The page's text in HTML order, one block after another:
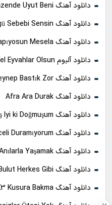
دانلود آهنگ Fundyy Gamzende Uyut Beni
دانلود آهنگ Bengü Sebebi Sensin
دانلود آهنگ BLOK3 Napıyosun Mesela
دانلود آلبوم Emre Fel Eyvahlar Olsun
دانلود آهنگ Zeynep Bastık Zor
دانلود آهنگ Afra Ara Durak
دانلود آهنگ Ebru Gündeş Iyi ki Doğmuşum
دانلود آهنگ Merve Özbey & Mustafa Ceceli Duramıyorum
دانلود آهنگ Tarkan Anılarla Yaşamak
دانلود آهنگ Burak Bulut Herkes Gibi
دانلود آهنگ BLOK3 Kusura Bakma